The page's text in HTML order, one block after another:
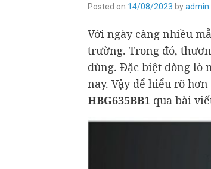
Posted on 14/08/2023 byadmin
Với ngày càng nhiều
trường. Trong đó,
dùng. Đặc biệt dòng lò
nay. Vậy để hiểu rõ
HBG635BB1 qua bài